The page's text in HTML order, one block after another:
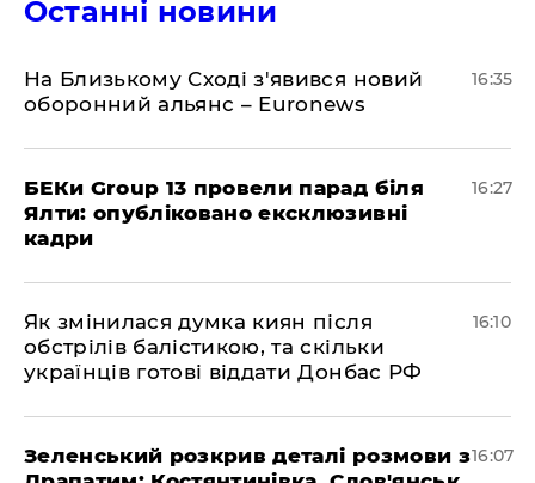
Останні новини
На Близькому Сході з'явився новий
оборонний альянс – Euronews
16:35
БЕКи Group 13 провели парад біля
Ялти: опубліковано ексклюзивні
кадри
16:27
Як змінилася думка киян після
обстрілів балістикою, та скільки
українців готові віддати Донбас РФ
16:10
Зеленський розкрив деталі розмови з16:07